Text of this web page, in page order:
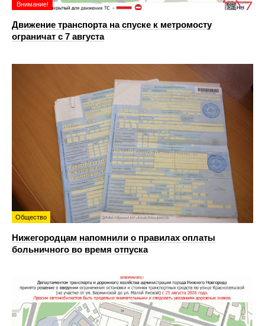
Внимание!
Движение транспорта на спуске к метромосту
ограничат с 7 августа
Общество
Нижегородцам напомнили о правилах оплаты
больничного во время отпуска